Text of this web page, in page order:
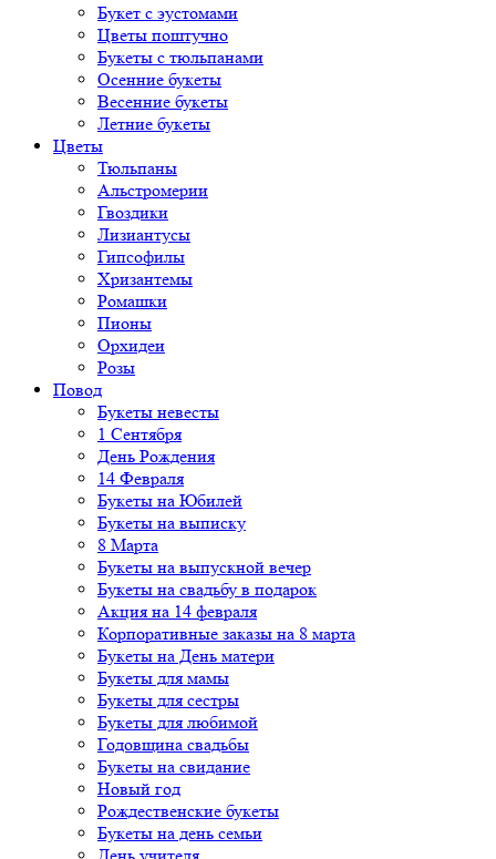
Букет с эустомами
Цветы поштучно
Букеты с тюльпанами
Осенние букеты
Весенние букеты
Летние букеты
Цветы
Тюльпаны
Альстромерии
Гвоздики
Лизиантусы
Гипсофилы
Хризантемы
Ромашки
Пионы
Орхидеи
Розы
Повод
Букеты невесты
1 Сентября
День Рождения
14 Февраля
Букеты на Юбилей
Букеты на выписку
8 Марта
Букеты на выпускной вечер
Букеты на свадьбу в подарок
Акция на 14 февраля
Корпоративные заказы на 8 марта
Букеты на День матери
Букеты для мамы
Букеты для сестры
Букеты для любимой
Годовщина свадьбы
Букеты на свидание
Новый год
Рождественские букеты
Букеты на день семьи